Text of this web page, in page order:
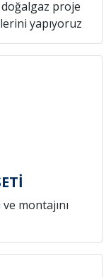
proje
yapıyoruz
montajını